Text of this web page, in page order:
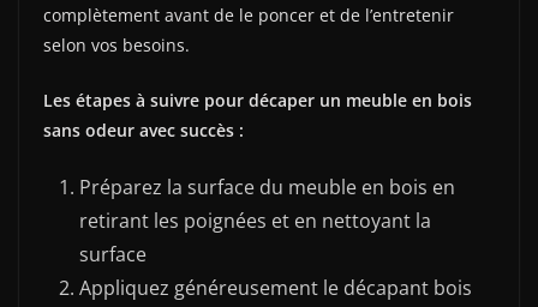
complètement avant de le poncer et de l’entretenir
selon vos besoins.
Les étapes à suivre pour décaper un meuble en bois
sans odeur avec succès :
Préparez la surface du meuble en bois en
retirant les poignées et en nettoyant la
surface
Appliquez généreusement le décapant bois